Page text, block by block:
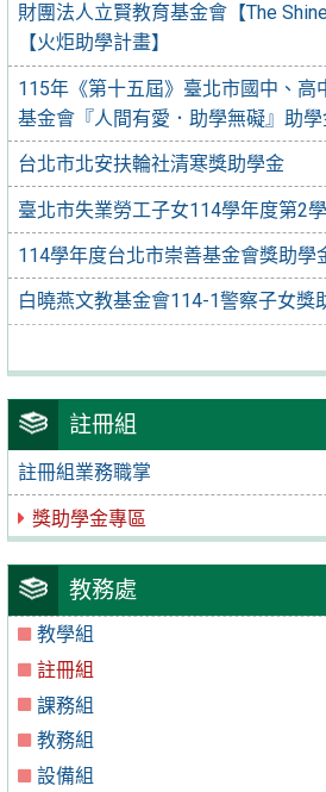
財團法人立賢教育基金會【The
【火炬助學計畫】
115年《第十五屆》臺北市國中、高
基金會『人間有愛．助學無礙』助
台北市北安扶輪社清寒獎助學金
臺北市失業勞工子女114學年度第2
114學年度台北市崇善基金會獎助學
白曉燕文教基金會114-1警察子女獎
註冊組
註冊組業務職掌
獎助學金專區
教務處
教學組
註冊組
課務組
教務組
設備組